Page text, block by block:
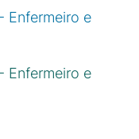
Enfermeiro e
Enfermeiro e